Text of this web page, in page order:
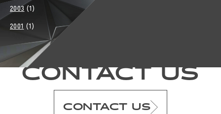
2003(1)
2001 (1)
CONTACT US
CONTACT US